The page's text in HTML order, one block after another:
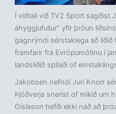
Í viðtali við TV2 Sport sagðist
áhyggjufullur“ yfir þróun
gagnrýndi sérstaklega að
framfarir frá Evrópumótinu í
landsliðið spilaði of
Jakobsen nefndi Juri Knorr
Þjóðverja snerist of mikið um
Gíslason hefði ekki náð að